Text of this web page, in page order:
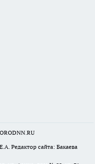
Редактор сайта: Бакаева